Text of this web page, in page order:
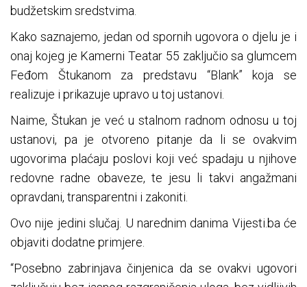
budžetskim sredstvima.
Kako saznajemo, jedan od spornih ugovora o djelu je i
onaj kojeg je Kamerni Teatar 55 zaključio sa glumcem
Feđom Štukanom za predstavu “Blank” koja se
realizuje i prikazuje upravo u toj ustanovi.
Naime, Štukan je već u stalnom radnom odnosu u toj
ustanovi, pa je otvoreno pitanje da li se ovakvim
ugovorima plaćaju poslovi koji već spadaju u njihove
redovne radne obaveze, te jesu li takvi angažmani
opravdani, transparentni i zakoniti.
Ovo nije jedini slučaj. U narednim danima Vijesti.ba će
objaviti dodatne primjere.
“Posebno zabrinjava činjenica da se ovakvi ugovori